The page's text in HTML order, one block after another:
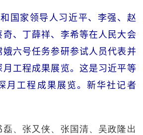
家领导人习近平、李强、赵
、丁薛祥、李希等在人民大会
六号任务参研参试人员代表并
工程成果展览。这是习近平等
月工程成果展览。新华社记者
、张又侠、张国清、吴政隆出